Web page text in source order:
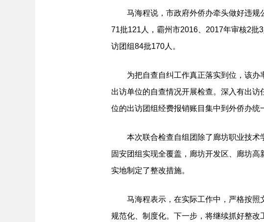
马海程说，市政府外侨办牵头做好违规
71批121人，霸州市2016、2017年审核2批
访团组84批170人。
为把自查自纠工作真正落实到位，该办率
出访单位的自查情况开展检查。深入有出
位的出访团组经费报销账目集中到外侨办统
本次联合检查自组团除了廊坊职业技术学
固安团组实现全覆盖，廊坊开发区、廊坊
实地制定了整改措施。
马海程表示，在实际工作中，严格按照
规范化、制度化。下一步，将继续抓好整